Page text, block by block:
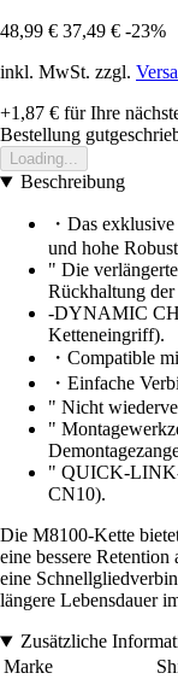
48,99 € 37,49 € -23%
inkl. MwSt. zzgl.
+1,87 € für Ihre
Bestellung
Loading...
Beschreibung
・Das
und hohe
" Die
Rückhaltung der
-DYNAMIC
Ketteneingriff).
・Compatible
・Einfache
" Nicht
"
" QUICK-LINK-
CN10).
Die M8100-Kette
eine bessere
eine
längere Lebensdauer
Zusätzliche
Marke